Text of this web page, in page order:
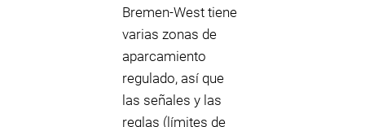
Bremen-West tiene
varias zonas de
aparcamiento
regulado, así que
las señales y las
reglas (límites de